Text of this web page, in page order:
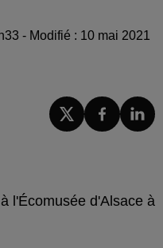
- Modifié : 10 mai 2021
l'Écomusée d'Alsace à